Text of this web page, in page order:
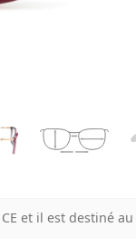
et il est destiné